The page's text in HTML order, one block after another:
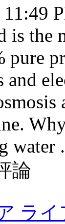
is the
pure
and
water
論
ラ